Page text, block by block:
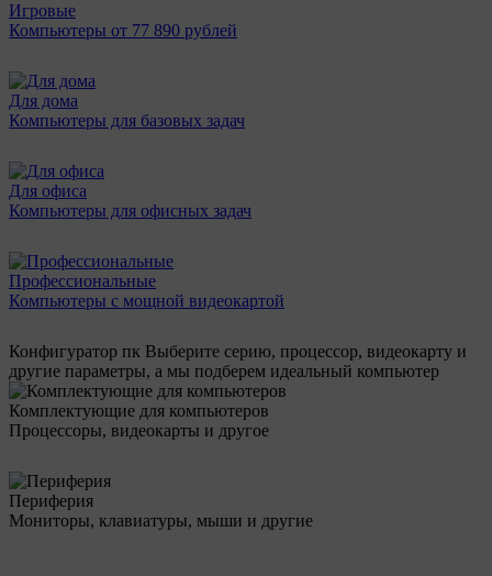
Игровые
Компьютеры от 77 890 рублей
Для дома
Компьютеры для базовых задач
Для офиса
Компьютеры для офисных задач
Профессиональные
Компьютеры с мощной видеокартой
Конфигуратор пк Выберите серию, процессор, видеокарту и
другие параметры, а мы подберем идеальный компьютер
Комплектующие для компьютеров
Процессоры, видеокарты и другое
Периферия
Мониторы, клавиатуры, мыши и другие